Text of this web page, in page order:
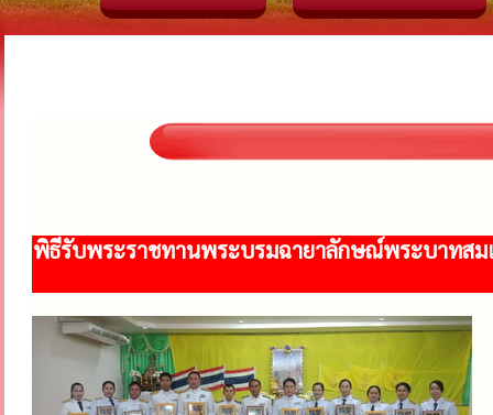
พิธีรับพระราชทานพระบรมฉายาลักษณ์พระบาทสมเ